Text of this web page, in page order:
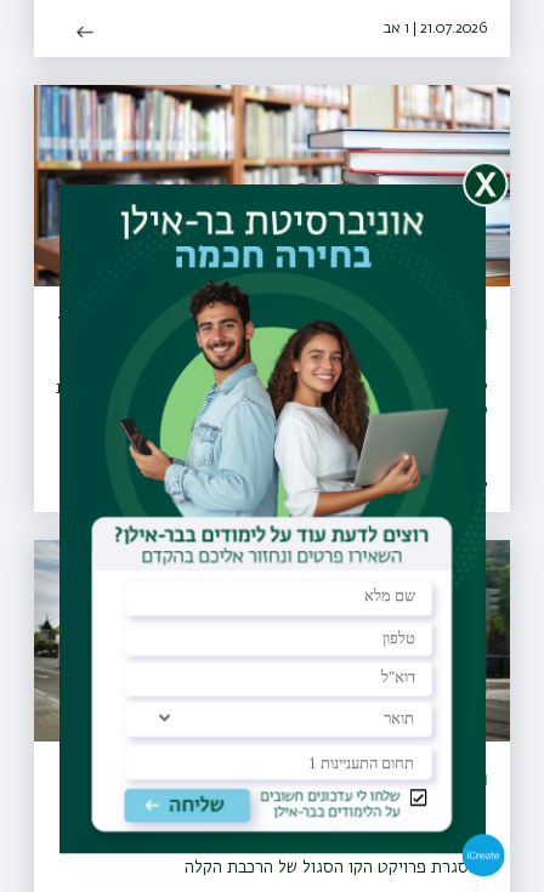
21.07.2026 | ו אב
הארכת שעות הפעילות של ספריות בר-אילן
לרגל תקופת המבחנים, שש מספריות האוניברסיטה מאריכות את
שעות הפעילות שלהן
08.07.2026 | כב תמוז
הסדר תנועה חדש בצומת שער דהאן (10)
קהילת בר-אילן היקרה, אנא ראו הודעה מטעם חברת נת"ע,
במסגרת פרויקט הקו הסגול של הרכבת הקלה